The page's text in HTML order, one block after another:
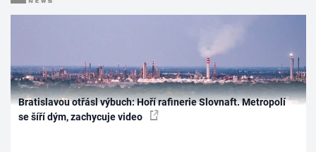
Bratislavou otřásl výbuch: Hoří rafinerie Slovnaft. Metropolí
se šíří dým, zachycuje video